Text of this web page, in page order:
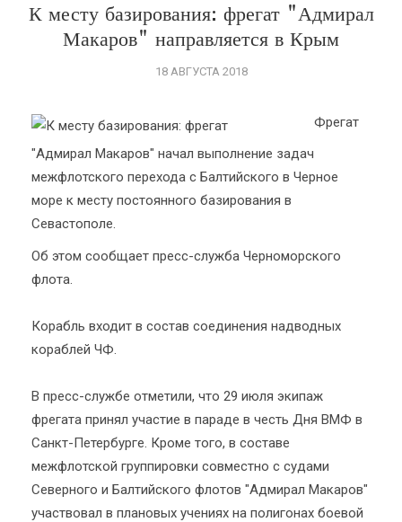
К месту базирования: фрегат "Адмирал
Макаров" направляется в Крым
18 АВГУСТА 2018
Фрегат
"Адмирал Макаров" начал выполнение задач
межфлотского перехода с Балтийского в Черное
море к месту постоянного базирования в
Севастополе.
Об этом сообщает пресс-служба Черноморского
флота.
Корабль входит в состав соединения надводных
кораблей ЧФ.
В пресс-службе отметили, что 29 июля экипаж
фрегата принял участие в параде в честь Дня ВМФ в
Санкт-Петербурге. Кроме того, в составе
межфлотской группировки совместно с судами
Северного и Балтийского флотов "Адмирал Макаров"
участвовал в плановых учениях на полигонах боевой